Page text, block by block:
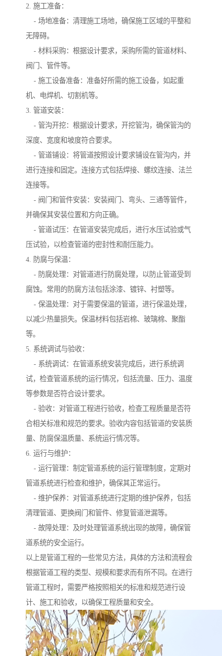
2. 施工准备：
- 场地准备：清理施工场地，确保施工区域的平整和
无障碍。
- 材料采购：根据设计要求，采购所需的管道材料、
阀门、管件等。
- 施工设备准备：准备好所需的施工设备，如起重
机、电焊机、切割机等。
3. 管道安装：
- 管沟开挖：根据设计要求，开挖管沟，确保管沟的
深度、宽度和坡度符合要求。
- 管道铺设：将管道按照设计要求铺设在管沟内，并
进行连接和固定。连接方式包括焊接、螺纹连接、法兰
连接等。
- 阀门和管件安装：安装阀门、弯头、三通等管件，
并确保其安装位置和方向正确。
- 管道试压：在管道安装完成后，进行水压试验或气
压试验，以检查管道的密封性和耐压能力。
4. 防腐与保温：
- 防腐处理：对管道进行防腐处理，以防止管道受到
腐蚀。常用的防腐方法包括涂漆、镀锌、衬塑等。
- 保温处理：对于需要保温的管道，进行保温处理，
以减少热量损失。保温材料包括岩棉、玻璃棉、聚酯
等。
5. 系统调试与验收：
- 系统调试：在管道系统安装完成后，进行系统调
试，检查管道系统的运行情况，包括流量、压力、温度
等参数是否符合设计要求。
- 验收：对管道工程进行验收，检查工程质量是否符
合相关标准和规范的要求。验收内容包括管道的安装质
量、防腐保温质量、系统运行情况等。
6. 运行与维护：
- 运行管理：制定管道系统的运行管理制度，定期对
管道系统进行检查和维护，确保其正常运行。
- 维护保养：对管道系统进行定期的维护保养，包括
清理管道、更换阀门和管件、修复管道泄漏等。
- 故障处理：及时处理管道系统出现的故障，确保管
道系统的安全运行。
以上是管道工程的一些常见方法，具体的方法和流程会
根据管道工程的类型、规模和要求而有所不同。在进行
管道工程时，需要严格按照相关的标准和规范进行设
计、施工和验收，以确保工程质量和安全。